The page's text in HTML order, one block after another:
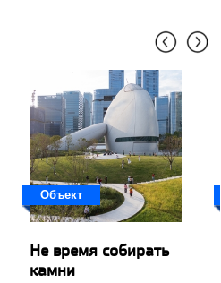
Объект
Не время собирать
камни